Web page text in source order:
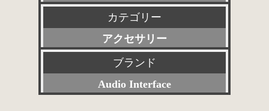
新品
委託販売品
特価品
その他委託販売品
カテゴリー
アクセサリー
すべて
プリアンプ
ブランド
Audio Interface